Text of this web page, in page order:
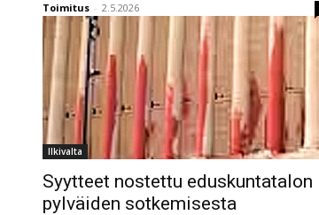
Toimitus - 2.5.2026
Ilkivalta
Syytteet nostettu eduskuntatalon
pylväiden sotkemisesta